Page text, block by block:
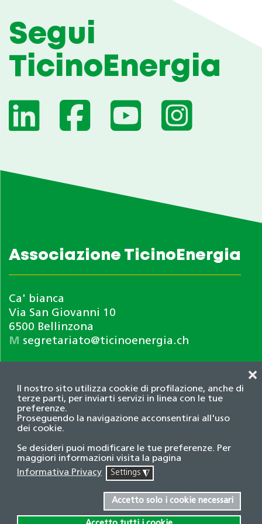
Il nostro sito utilizza cookie di profilazione, anche di
terze parti, per inviarti servizi in linea con le tue
preferenze.
Proseguendo la navigazione acconsentirai all'uso
dei cookie.
Se desideri puoi modificare le tue preferenze. Per
maggiori informazioni visita la pagina
Informativa Privacy
Settings ◮
Accetto solo i cookie necessari
❌
Segui
TicinoEnergia
Associazione TicinoEnergia
Ca' bianca
Via San Giovanni 10
6500 Bellinzona
M segretariato@ticinoenergia.ch
Informativa privacy
© 2026 Associazione TicinoEnergia. Tutti i diritti
riservati.